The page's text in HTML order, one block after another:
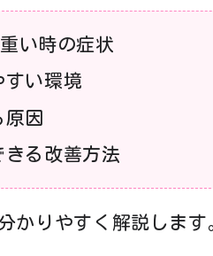
い時の症状
すい環境
原因
きる改善方法
かりやすく解説します